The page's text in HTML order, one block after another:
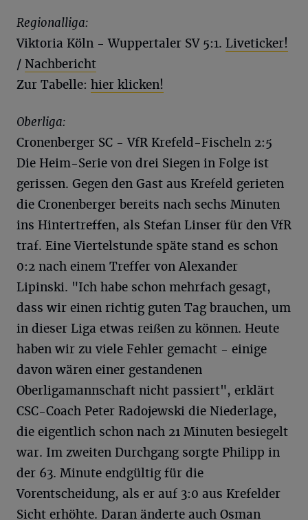
Regionalliga:
Viktoria Köln - Wuppertaler SV 5:1. Liveticker!
/ Nachbericht
Zur Tabelle: hier klicken!
Oberliga:
Cronenberger SC - VfR Krefeld-Fischeln 2:5
Die Heim-Serie von drei Siegen in Folge ist
gerissen. Gegen den Gast aus Krefeld gerieten
die Cronenberger bereits nach sechs Minuten
ins Hintertreffen, als Stefan Linser für den VfR
traf. Eine Viertelstunde späte stand es schon
0:2 nach einem Treffer von Alexander
Lipinski. "Ich habe schon mehrfach gesagt,
dass wir einen richtig guten Tag brauchen, um
in dieser Liga etwas reißen zu können. Heute
haben wir zu viele Fehler gemacht - einige
davon wären einer gestandenen
Oberligamannschaft nicht passiert", erklärt
CSC-Coach Peter Radojewski die Niederlage,
die eigentlich schon nach 21 Minuten besiegelt
war. Im zweiten Durchgang sorgte Philipp in
der 63. Minute endgültig für die
Vorentscheidung, als er auf 3:0 aus Krefelder
Sicht erhöhte. Daran änderte auch Osman